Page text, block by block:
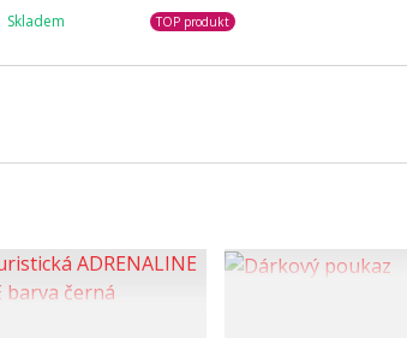
Skladem TOP produkt